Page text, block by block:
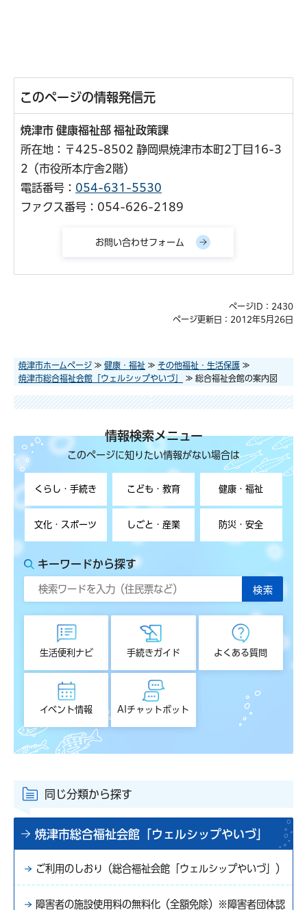
このページの情報発信元
焼津市 健康福祉部 福祉政策課
所在地：〒425-8502 静岡県焼津市本町2丁目16-3
2（市役所本庁舎2階）
電話番号： 054-631-5530
ファクス番号：054-626-2189
ページID：2430
ページ更新日：2012年5月26日
焼津市ホームページ ≫ 健康・福祉 ≫ その他福祉・生活保護 ≫
焼津市総合福祉会館「ウェルシップやいづ」
≫ 総合福祉会館の案内図
情報検索メニュー
このページに知りたい情報がない場合は
くらし・手続き こども・教育 健康・福祉
文化・スポーツ しごと・産業 防災・安全
キーワードから探す
生活便利ナビ 手続きガイド よくある質問
イベント情報 AIチャットボット
同じ分類から探す
焼津市総合福祉会館「ウェルシップやいづ」
ご利用のしおり（総合福祉会館「ウェルシップやいづ」）
障害者の施設使用料の無料化（全額免除）※障害者団体認